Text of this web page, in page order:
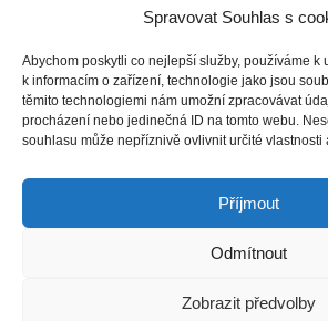
Spravovat Souhlas s
Abychom poskytli co nejlepší služby, používáme k
k informacím o zařízení, technologie jako jsou
těmito technologiemi nám umožní zpracovávat
procházení nebo jedinečná ID na tomto webu.
souhlasu může nepříznivě ovlivnit určité vlastnosti
Příjmout
Odmítnout
Zobrazit předvolby
© vyrobilaSoftmedia.cz|Zásady cookies|